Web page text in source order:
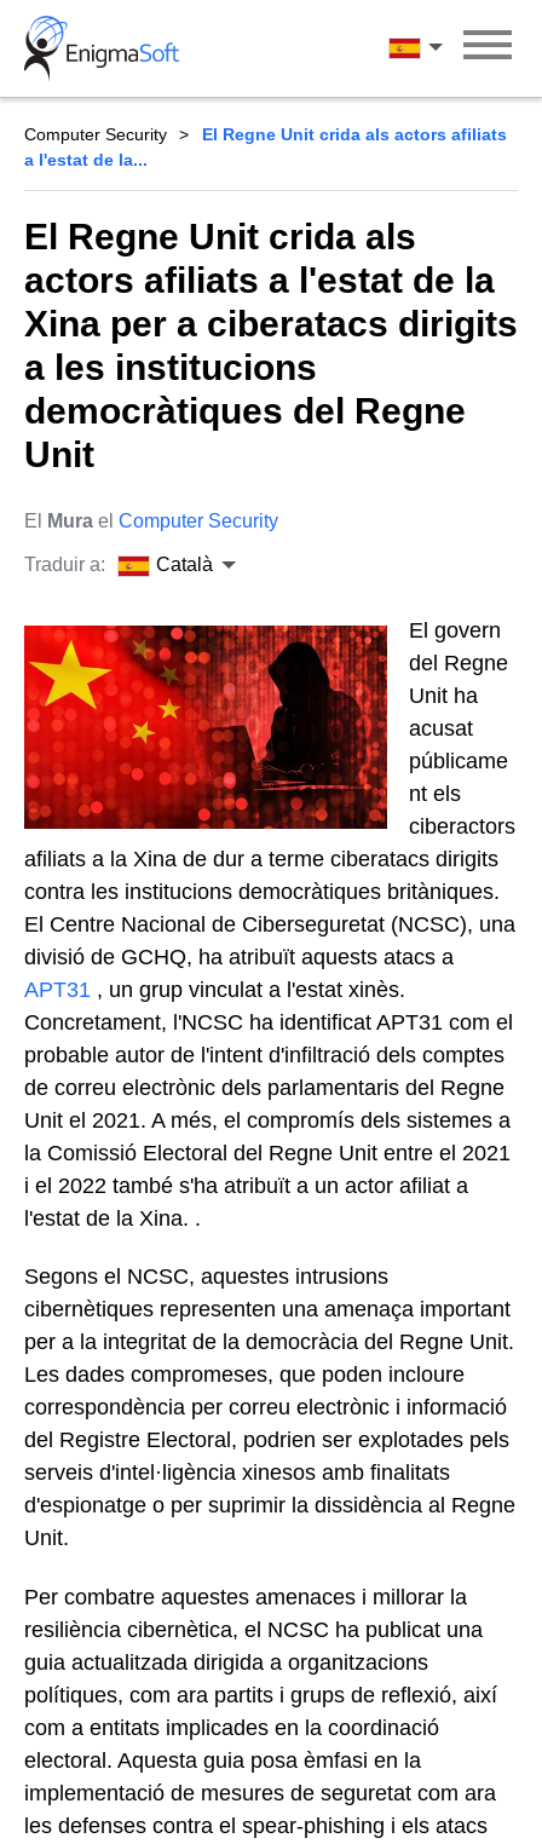
Skip
content
Català
Computer Security
El Regne Unit crida als actors afiliats
a l'estat de la...
El Regne Unit crida als
actors afiliats a l'estat de la
Xina per a ciberatacs dirigits
a les institucions
democràtiques del Regne
Unit
El Mura el Computer Security
Traduir a: Català
El govern
del Regne
Unit ha
acusat
públicame
nt els
ciberactors
afiliats a la Xina de dur a terme ciberatacs dirigits
contra les institucions democràtiques britàniques.
El Centre Nacional de Ciberseguretat (NCSC), una
divisió de GCHQ, ha atribuït aquests atacs a
APT31 , un grup vinculat a l'estat xinès.
Concretament, l'NCSC ha identificat APT31 com el
probable autor de l'intent d'infiltració dels comptes
de correu electrònic dels parlamentaris del Regne
Unit el 2021. A més, el compromís dels sistemes a
la Comissió Electoral del Regne Unit entre el 2021
i el 2022 també s'ha atribuït a un actor afiliat a
l'estat de la Xina. .
Segons el NCSC, aquestes intrusions
cibernètiques representen una amenaça important
per a la integritat de la democràcia del Regne Unit.
Les dades compromeses, que poden incloure
correspondència per correu electrònic i informació
del Registre Electoral, podrien ser explotades pels
serveis d'intel·ligència xinesos amb finalitats
d'espionatge o per suprimir la dissidència al Regne
Unit.
Per combatre aquestes amenaces i millorar la
resiliència cibernètica, el NCSC ha publicat una
guia actualitzada dirigida a organitzacions
polítiques, com ara partits i grups de reflexió, així
com a entitats implicades en la coordinació
electoral. Aquesta guia posa èmfasi en la
implementació de mesures de seguretat com ara
les defenses contra el spear-phishing i els atacs